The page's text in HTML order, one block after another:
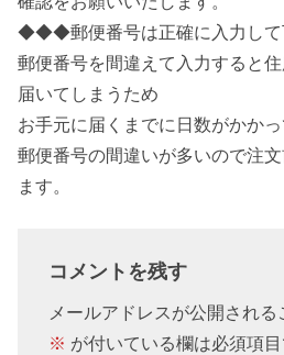
◆◆◆郵便番号は正確に入力し
郵便番号を間違えて入力すると
届いてしまうため
お手元に届くまでに日数がかかっ
郵便番号の間違いが多いので注
ます。
コメントを残す
メールアドレスが公開される
※ が付いている欄は必須項